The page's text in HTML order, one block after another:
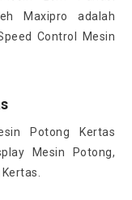
Maxipro adalah
Control Mesin
Potong Kertas
Mesin Potong,